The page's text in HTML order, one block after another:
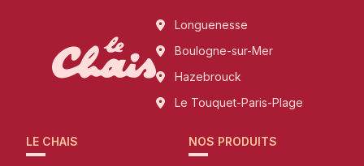
Longuenesse
Boulogne-sur-Mer
Hazebrouck
Le Touquet-Paris-Plage
LE CHAIS NOS PRODUITS